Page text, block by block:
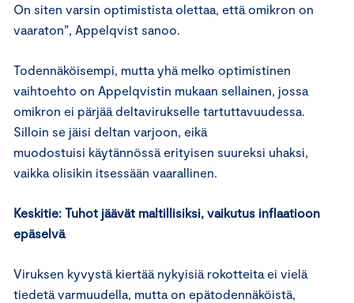
On siten varsin optimistista olettaa, että omikron on
vaaraton”, Appelqvist sanoo.
Todennäköisempi, mutta yhä melko optimistinen
vaihtoehto on Appelqvistin mukaan sellainen, jossa
omikron ei pärjää deltavirukselle tartuttavuudessa.
Silloin se jäisi deltan varjoon, eikä
muodostuisi käytännössä erityisen suureksi uhaksi,
vaikka olisikin itsessään vaarallinen.
Keskitie: Tuhot jäävät maltillisiksi, vaikutus inflaatioon
epäselvä
Viruksen kyvystä kiertää nykyisiä rokotteita ei vielä
tiedetä varmuudella, mutta on epätodennäköistä,